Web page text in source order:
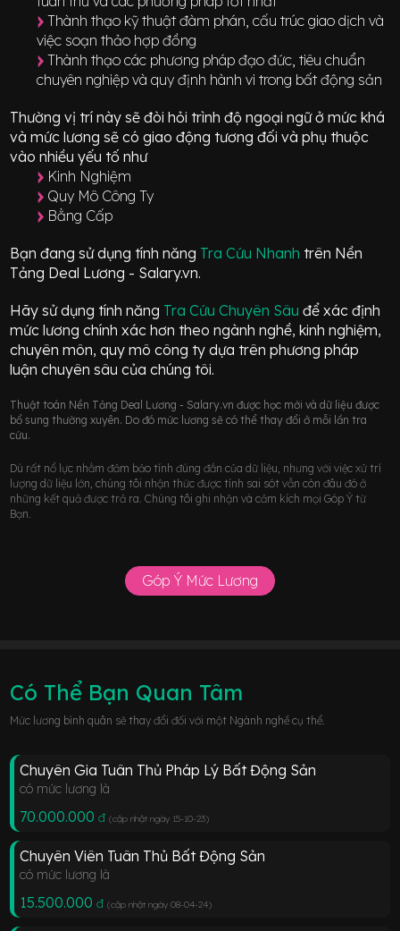
Thành thạo kỹ thuật đàm phán, cấu trúc giao dịch và
việc soạn thảo hợp đồng
Thành thạo các phương pháp đạo đức, tiêu chuẩn
chuyên nghiệp và quy định hành vi trong bất động sản
Thường vị trí này sẽ đòi hỏi trình độ ngoại ngữ ở mứckhá
và mức lương sẽ có giao động tương đối và phụ thuộc
vào nhiều yếu tố như
Kinh Nghiệm
Quy Mô Công Ty
Bằng Cấp
Bạn đang sử dụng tính năng Tra Cứu Nhanh trên Nền
Tảng Deal Lương - Salary.vn.
Hãy sử dụng tính năng Tra Cứu Chuyên Sâuđể xác định
mức lương chính xác hơn theo ngành nghề, kinh nghiệm,
chuyên môn, quy mô công ty dựa trên phương pháp
luận chuyên sâu của chúng tôi.
Thuật toán Nền Tảng Deal Lương - Salary.vn được học mới và dữ liệu được
bổ sung thường xuyên. Do đó mức lương sẽ có thể thay đổi ở mỗi lần tra
cứu.
Dù rất nổ lực nhằm đảm bảo tính đúng đắn của dữ liệu, nhưng với việc xử trí
lượng dữ liệu lớn, chúng tôi nhận thức được tính sai sót vẫn còn đâu đó ở
những kết quả được trả ra. Chúng tôi ghi nhận và cảm kích mọi Góp Ý từ
Bạn.
Góp Ý Mức Lương
Có Thể Bạn Quan Tâm
Mức lương bình quân sẽ thay đổi đối với một Ngành nghề cụ thể.
Chuyên Gia Tuân Thủ Pháp Lý Bất Động Sản
có mức lương là
70.000.000 đ (cập nhật ngày 15-10-23)
Chuyên Viên Tuân Thủ Bất Động Sản
có mức lương là
15.500.000 đ (cập nhật ngày 08-04-24)